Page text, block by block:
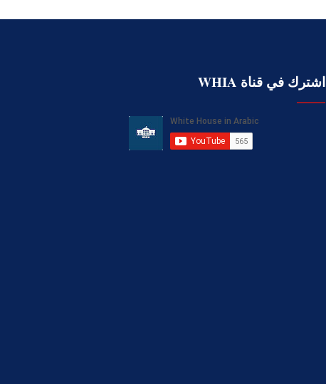
اشترك في قناة WHIA